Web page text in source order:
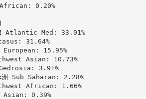
African: 0.20%
Atlantic Med: 33.01%
31.64%
15.95%
Asian: 10.73%
Gedrosia: 3.91%
洲 Sub Saharan: 2.28%
African: 1.66%
Asian: 0.39%